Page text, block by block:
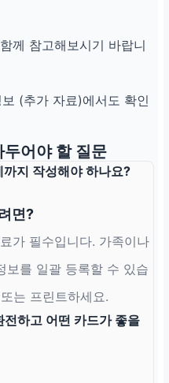
께 참고해보시기 바랍니
(추가 자료)에서도 확인
어야 할 질문
지 작성해야 하나요?
면?
가 필수입니다. 가족이나
보를 일괄 등록할 수 있습
는 프린트하세요.
하고 어떤 카드가 좋을